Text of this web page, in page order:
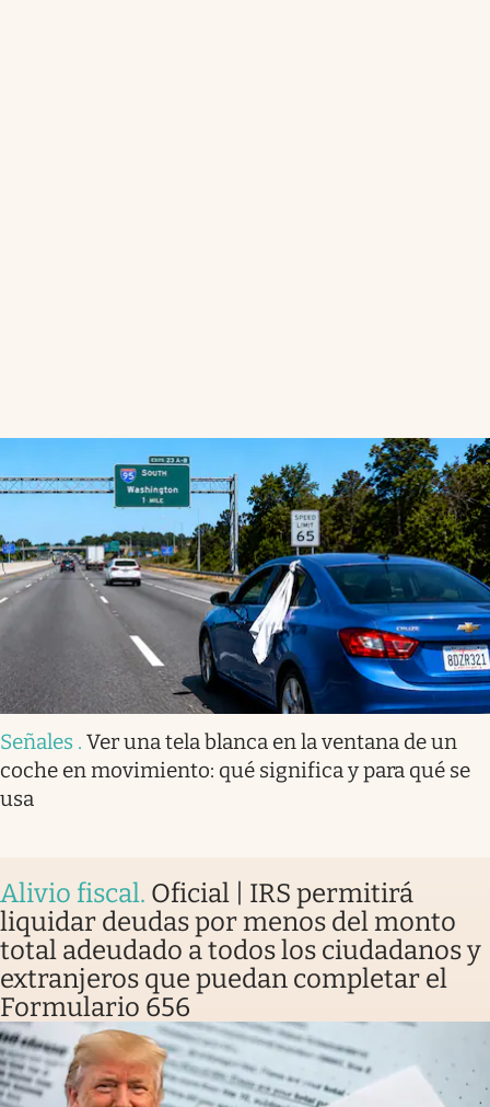
Señales . Ver una tela blanca en la ventana de un
coche en movimiento: qué significa y para qué se
usa
Alivio fiscal. Oficial | IRS permitirá
liquidar deudas por menos del monto
total adeudado a todos los ciudadanos y
extranjeros que puedan completar el
Formulario 656